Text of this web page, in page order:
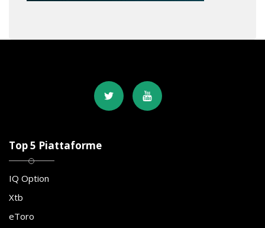
Top 5 Piattaforme
IQ Option
Xtb
eToro